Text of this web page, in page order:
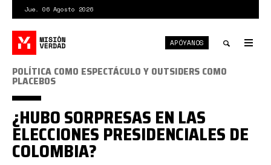
contenido
principal
Jue. 06 Agosto 2026
Toggle
APÓYANOS
POLÍTICA COMO ESPECTÁCULO Y OUTSIDERS COMO
PLACEBOS
¿HUBO SORPRESAS EN LAS
ELECCIONES PRESIDENCIALES DE
COLOMBIA?